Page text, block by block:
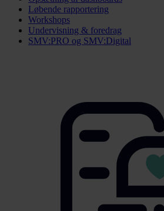
Løbende rapportering
Workshops
Undervisning & foredrag
SMV:PRO og SMV:Digital